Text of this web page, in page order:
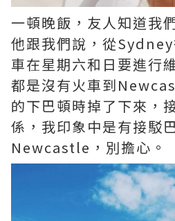
一頓晚飯，友人知道我
他跟我們說，從
車在星期六和日要進行
都是沒有火車到
的下巴頓時掉了下來，
係，我印象中是有接駁
Newcastle，別擔心。